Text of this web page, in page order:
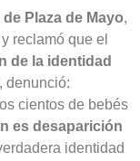
Plaza de Mayo,
reclamó que el
de la identidad
denunció:
cientos de bebés
es desaparición
identidad